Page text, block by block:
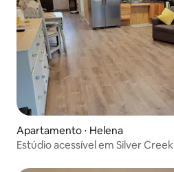
Apartamento ⋅ Helena
Estúdio acessível em Silver Creek